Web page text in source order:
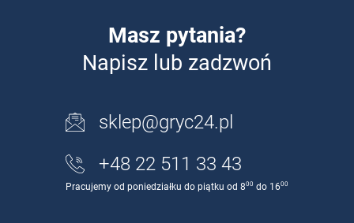
Masz pytania?
Napisz lub zadzwoń
sklep@gryc24.pl
+48 22 511 33 43
Pracujemy od poniedziałku do piątku od 800 do 1600